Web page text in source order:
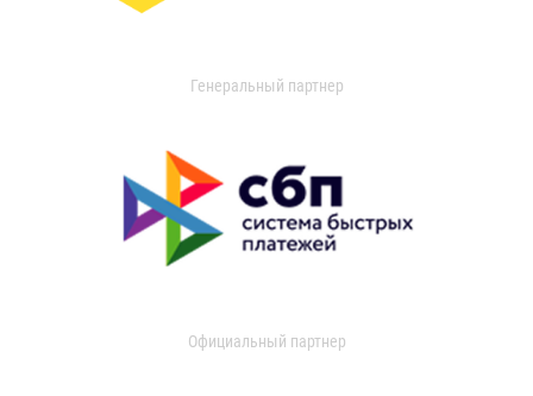
Генеральный партнер
Официальный партнер